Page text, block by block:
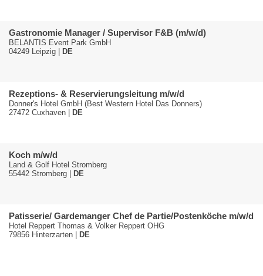
Gastronomie Manager / Supervisor F&B (m/w/d)
BELANTIS Event Park GmbH
04249 Leipzig |
DE
Rezeptions- & Reservierungsleitung m/w/d
Donner's Hotel GmbH (Best Western Hotel Das Donners)
27472 Cuxhaven |
DE
Koch m/w/d
Land & Golf Hotel Stromberg
55442 Stromberg |
DE
Patisserie/ Gardemanger Chef de Partie/Postenköche m/w/d
Hotel Reppert Thomas & Volker Reppert OHG
79856 Hinterzarten |
DE